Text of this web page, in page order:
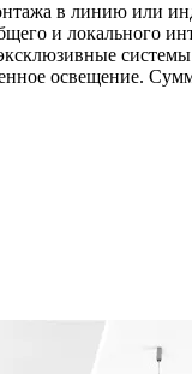
в линию или
и локального
освещение.